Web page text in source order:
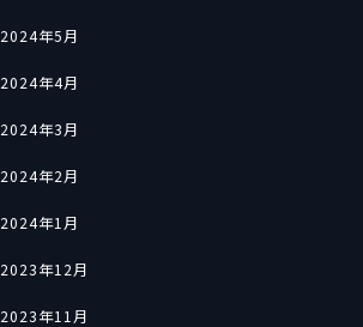
2024年5月
2024年4月
2024年3月
2024年2月
2024年1月
2023年12月
2023年11月